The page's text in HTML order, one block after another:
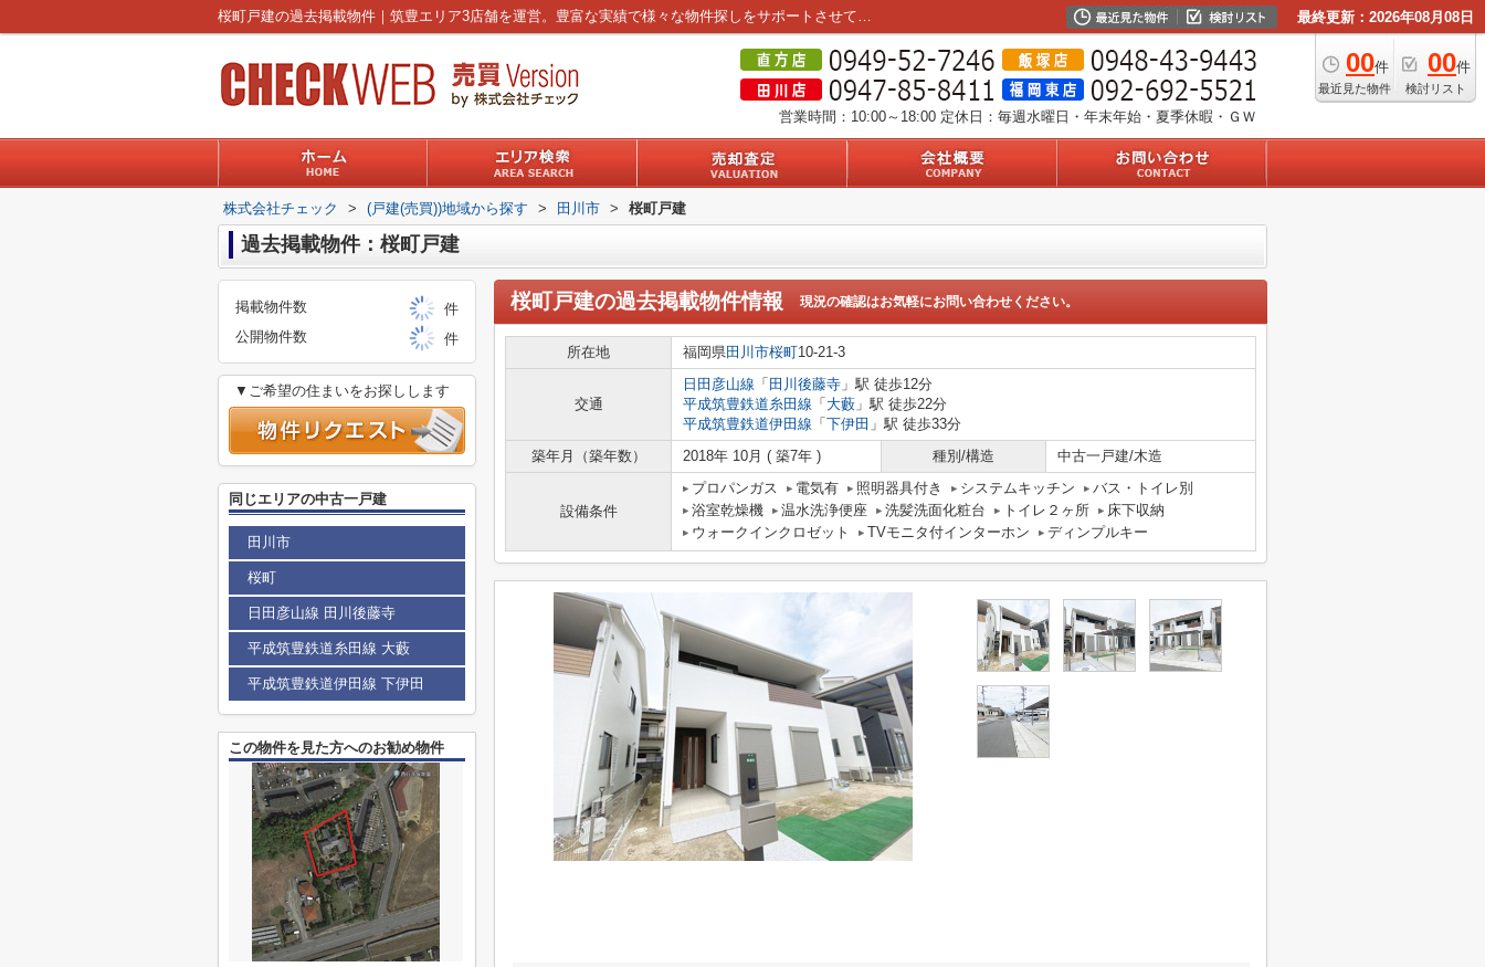
桜町戸建の過去掲載物件｜筑豊エリア3店舗を運営。豊富な実績で様々な物件探しをサポートさせていただきます。 最終更新：2026年08月08日
00件
最近見た物件
00件
検討リスト
営業時間：10:00～18:00 定休日：毎週水曜日・年末年始・夏季休暇・ＧＷ
株式会社チェック > (戸建(売買))地域から探す > 田川市 > 桜町戸建
過去掲載物件：桜町戸建
桜町戸建の過去掲載物件情報 現況の確認はお気軽にお問い合わせください。
所在地 福岡県田川市桜町10-21-3
交通
日田彦山線 「 田川後藤寺 」駅 徒歩12分
平成筑豊鉄道糸田線 「 大藪 」駅 徒歩22分
平成筑豊鉄道伊田線 「 下伊田 」駅 徒歩33分
築年月（築年数）
2018年 10月 ( 築7年 ) 種別/構造 中古一戸建/木造
設備条件
プロパンガス 電気有 照明器具付き システムキッチン
バス・トイレ別
浴室乾燥機
温水洗浄便座 洗髪洗面化粧台 トイレ２ヶ所
床下収納
ウォークインクロゼット
TVモニタ付インターホン ディンプルキー
掲載物件数
件
公開物件数
件
▼ご希望の住まいをお探しします
同じエリアの中古一戸建
田川市
桜町
日田彦山線 田川後藤寺
平成筑豊鉄道糸田線 大藪
平成筑豊鉄道伊田線 下伊田
この物件を見た方へのお勧め物件